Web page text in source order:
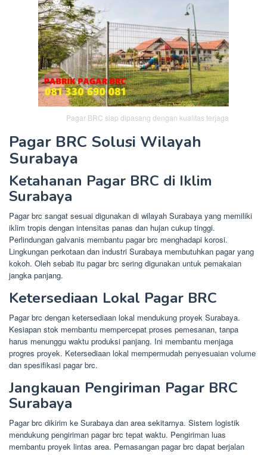
Pagar BRC siap dipasang dengan kualitas terjaga
Pagar BRC Solusi Wilayah
Surabaya
Ketahanan Pagar BRC di Iklim
Surabaya
Pagar brc sangat sesuai digunakan di wilayah Surabaya yang memiliki
iklim tropis dengan intensitas panas dan hujan cukup tinggi.
Perlindungan galvanis membantu pagar brc menghadapi korosi.
Lingkungan perkotaan dan industri Surabaya membutuhkan pagar yang
kokoh. Oleh sebab itu pagar brc sering digunakan untuk pemakaian
jangka panjang.
Ketersediaan Lokal Pagar BRC
Pagar brc dengan ketersediaan lokal mendukung proyek Surabaya.
Kesiapan stok membantu mempercepat proses pemesanan, tanpa
harus menunggu waktu produksi panjang. Ini membantu menjaga
progres proyek. Ketersediaan lokal mempermudah penyesuaian volume
dan spesifikasi pagar brc.
Jangkauan Pengiriman Pagar BRC
Surabaya
Pagar brc dikirim ke Surabaya dan area sekitarnya. Sistem logistik
mendukung pengiriman pagar brc tepat waktu. Pengiriman luas
membantu proyek lintas area. Pemasangan pagar brc dapat berjalan